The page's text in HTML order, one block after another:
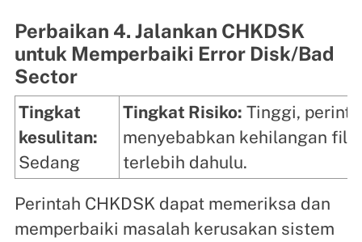
Perbaikan 4. Jalankan CHKDSK
untuk Memperbaiki Error Disk/Bad
Sector
Tingkat
kesulitan:
Sedang
Tingkat Risiko: Tinggi,
menyebabkan kehilangan
terlebih dahulu.
Perintah CHKDSK dapat memeriksa dan
memperbaiki masalah kerusakan sistem